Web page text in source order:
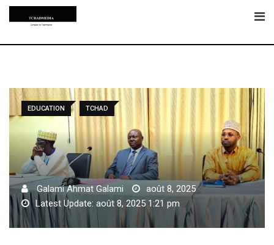
Skip
EDUCATION TCHAD
Galami Ahmat Galami
août 8, 2025
Latest Update: août 8, 2025 1:21 pm